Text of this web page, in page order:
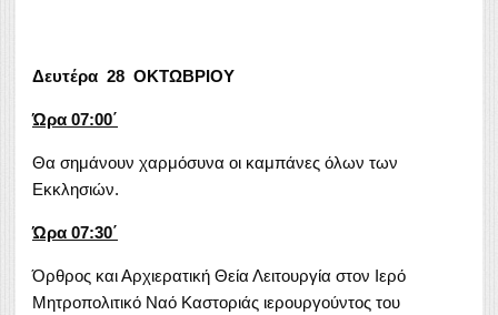
Δευτέρα 28 ΟΚΤΩΒΡΙΟΥ
Ώρα 07:00΄
Θα σημάνουν χαρμόσυνα οι καμπάνες όλων των
Εκκλησιών.
Ώρα 07:30΄
Όρθρος και Αρχιερατική Θεία Λειτουργία στον Ιερό
Μητροπολιτικό Ναό Καστοριάς ιερουργούντος του